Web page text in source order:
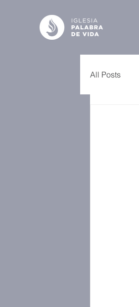
All Posts